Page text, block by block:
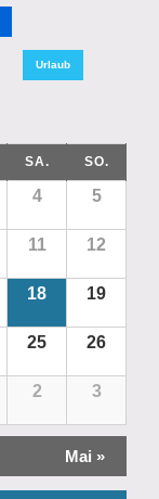
Urlaub
SA. SO.
4 5
11 12
18 19
25 26
2 3
Mai »